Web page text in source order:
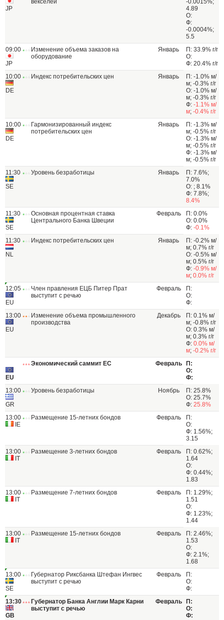
JP
векселей
-0.0015%;
4.89
О:
Ф:
-0.0004%;
5.5
09:00
JP
Изменение объема заказов на
оборудование
Январь
П: 33.9% г/г
О:
Ф: 20.4% г/г
10:00
DE
Индекс потребительских цен Январь
П: -1.0% м/
м; -0.3% г/г
О: -1.0% м/
м; -0.3% г/г
Ф: -1.1% м/
м; -0.4% г/г
10:00
DE
Гармонизированный индекс
потребительских цен
Январь
П: -1.3% м/
м; -0.5% г/г
О: -1.3% м/
м; -0.5% г/г
Ф: -1.3% м/
м; -0.5% г/г
11:30
SE
Уровень безработицы Январь
П: 7.6%;
7.0%
О: ; 8.1%
Ф: 7.8%;
8.4%
11:30
SE
Основная процентная ставка
Центрального Банка Швеции
Февраль
П: 0.0%
О: 0.0%
Ф: -0.1%
11:30
NL
Индекс потребительских цен Январь
П: -0.2% м/
м; 0.7% г/г
О: -0.5% м/
м; 0.5% г/г
Ф: -0.9% м/
м; 0.0% г/г
12:05
EU
Член правления ЕЦБ Питер Прат
выступит с речью
Февраль
П:
О:
Ф:
13:00
EU
Изменение объема промышленного
производства
Декабрь
П: 0.1% м/
м; -0.8% г/г
О: 0.3% м/
м; 0.3% г/г
Ф: 0.0% м/
м; -0.2% г/г
EU
Экономический саммит ЕС Февраль
П:
О:
Ф:
13:00
GR
Уровень безработицы Ноябрь
П: 25.8%
О: 25.7%
Ф: 25.8%
13:00
IE
Размещение 15-летних бондов Февраль
П:
О:
Ф: 1.56%;
3.15
13:00
IT
Размещение 3-летних бондов Февраль
П: 0.62%;
1.64
О:
Ф: 0.44%;
1.83
13:00
IT
Размещение 7-летних бондов Февраль
П: 1.29%;
1.51
О:
Ф: 1.23%;
1.44
13:00
IT
Размещение 15-летних бондов Февраль
П: 2.46%;
1.53
О:
Ф: 2.1%;
1.68
13:00
SE
Губернатор Риксбанка Штефан Ингвес
выступит с речью
Февраль
П:
О:
Ф:
13:30
GB
Губернатор Банка Англии Марк Карни
выступит с речью
Февраль
П:
О:
Ф: